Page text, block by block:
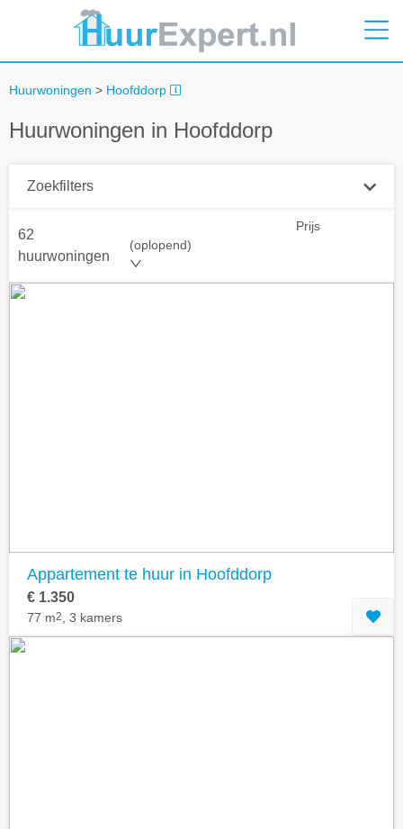
Huurwoningen > Hoofddorp
Huurwoningen in Hoofddorp
Zoekfilters
+ 0 km
62
huurwoningen
Prijs
(oplopend)
Appartement te huur in Hoofddorp
€ 1.350
77 m2 , 3 kamers